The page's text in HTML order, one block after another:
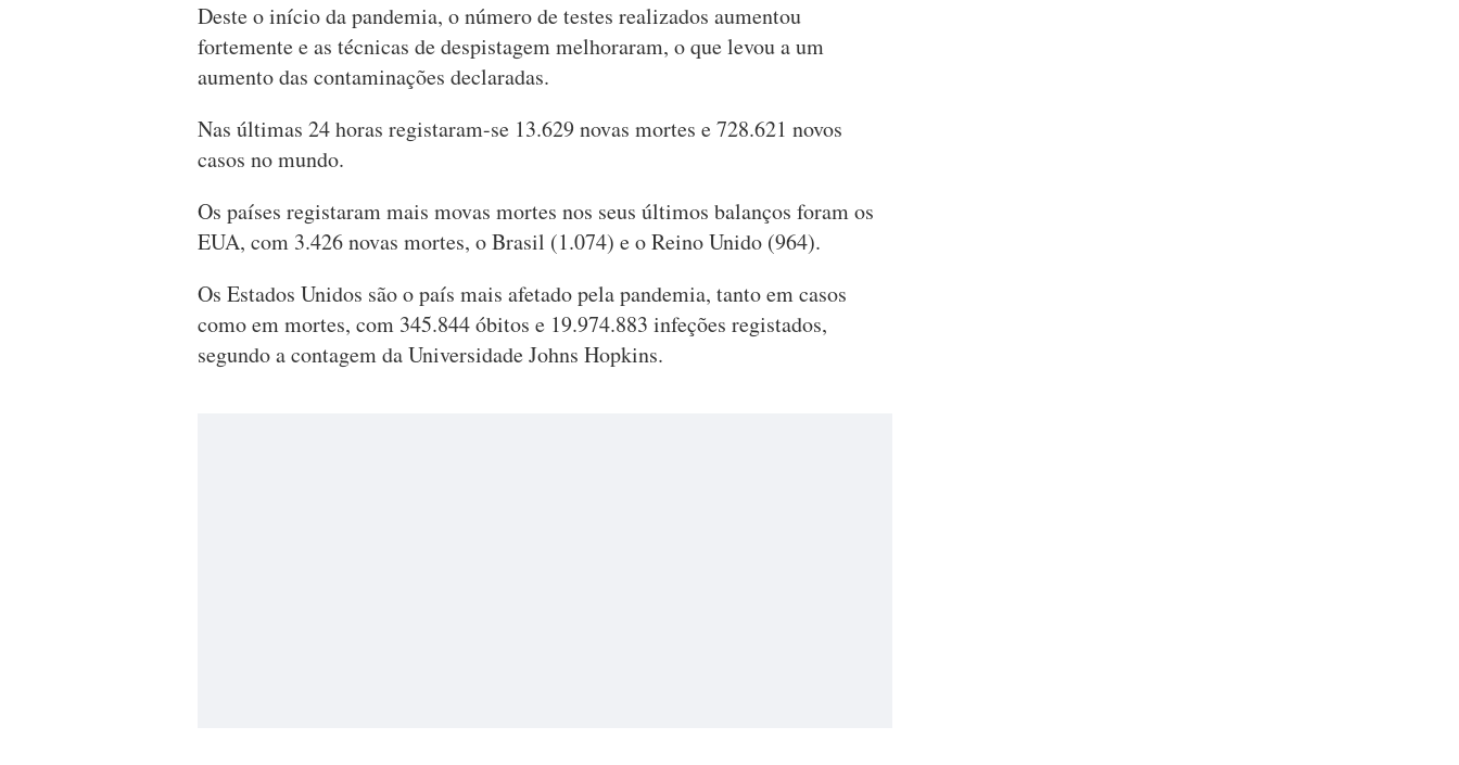
Deste o início da pandemia, o número de testes realizados aumentou
fortemente e as técnicas de despistagem melhoraram, o que levou a um
aumento das contaminações declaradas.
Nas últimas 24 horas registaram-se 13.629 novas mortes e 728.621 novos
casos no mundo.
Os países registaram mais movas mortes nos seus últimos balanços foram os
EUA, com 3.426 novas mortes, o Brasil (1.074) e o Reino Unido (964).
Os Estados Unidos são o país mais afetado pela pandemia, tanto em casos
como em mortes, com 345.844 óbitos e 19.974.883 infeções registados,
segundo a contagem da Universidade Johns Hopkins.